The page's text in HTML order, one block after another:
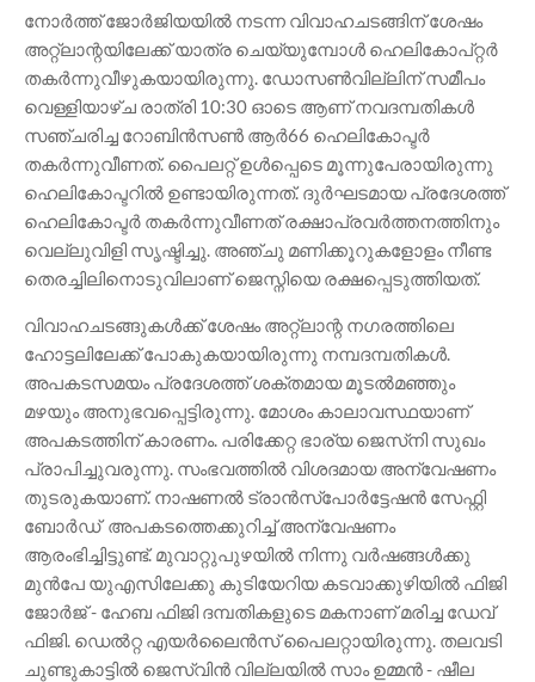
നോർത്ത് ജോർജിയയിൽ നടന്ന വിവാഹചടങ്ങിന് ശേഷം
അറ്റ്ലാന്റയിലേക്ക് യാത്ര ചെയ്യുമ്പോൾ ഹെലികോപ്റ്റർ
തകർന്നുവീഴുകയായിരുന്നു. ഡോസൺവില്ലിന് സമീപം
വെള്ളിയാഴ്ച രാത്രി 10:30 ഓടെ ആണ് നവദമ്പതികൾ
സഞ്ചരിച്ച റോബിൻസൺ ആർ66 ഹെലികോപ്ടർ
തകർന്നുവീണത്. പൈലറ്റ് ഉൾപ്പെടെ മൂന്നുപേരായിരുന്നു
ഹെലികോപ്ടറിൽ ഉണ്ടായിരുന്നത്. ദുർഘടമായ പ്രദേശത്ത്
ഹെലികോപ്ടർ തകർന്നുവീണത് രക്ഷാപ്രവർത്തനത്തിനും
വെല്ലുവിളി സൃഷ്ട‌ിച്ചു. അഞ്ചു മണിക്കൂറുകളോളം നീണ്ട
തെരച്ചിലിനൊടുവിലാണ് ജെസ്നിയെ രക്ഷപ്പെടുത്തിയത്.
വിവാഹചടങ്ങുകൾക്ക് ശേഷം അറ്റ്ലാന്റ നഗരത്തിലെ
ഹോട്ടലിലേക്ക് പോകുകയായിരുന്നു നമ്പദമ്പതികൾ.
അപകടസമയം പ്രദേശത്ത് ശക്തമായ മൂടൽമഞ്ഞും
മഴയും അനുഭവപ്പെട്ടിരുന്നു. മോശം കാലാവസ്ഥയാണ്
അപകടത്തിന് കാരണം. പരിക്കേറ്റ ഭാര്യ ജെസ്‌നി സുഖം
പ്രാപിച്ചുവരുന്നു. സംഭവത്തിൽ വിശദമായ അന്വേഷണം
തുടരുകയാണ്. നാഷണൽ ട്രാൻസ്പോർട്ടേഷൻ സേഫ്റ്റി
ബോർഡ് അപകടത്തെക്കുറിച്ച് അന്വേഷണം
ആരംഭിച്ചിട്ടുണ്ട്. മുവാറ്റുപുഴയിൽ നിന്നു വർഷങ്ങൾക്കു
മുൻപേ യുഎസിലേക്കു കുടിയേറിയ കടവാക്കുഴിയിൽ ഫിജി
ജോർജ് - ഹേബ ഫിജി ദമ്പതികളുടെ മകനാണ് മരിച്ച ഡേവ്
ഫിജി. ഡെൽറ്റ എയർലൈൻസ് പൈലറ്റായിരുന്നു. തലവടി
ചുണ്ടുകാട്ടിൽ ജെസ്വിൻ വില്ലയിൽ സാം ഉമ്മൻ - ഷീല